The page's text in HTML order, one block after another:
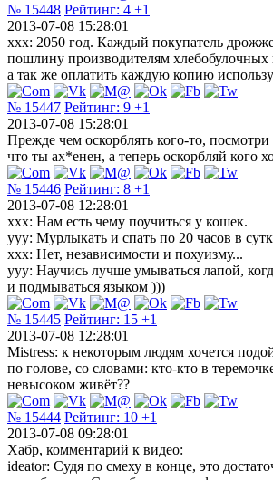
№ 15448 Рейтинг: 4 +1
2013-07-08 15:28:01
xxx: 2050 год. Каждый покупатель
пошлину производителям хлебобулочных
а так же оплатить каждую копию
№ 15447 Рейтинг: 9 +1
2013-07-08 15:28:01
Прежде чем оскорблять кого-то, посмотри
что ты ах*енен, а теперь оскорбляй кого
№ 15446 Рейтинг: 8 +1
2013-07-08 12:28:01
ххх: Нам есть чему поучиться у кошек.
ууу: Мурлыкать и спать по 20 часов в
ххх: Нет, независимости и похуизму...
ууу: Научись лучше умываться лапой,
и подмываться языком )))
№ 15445 Рейтинг: 15 +1
2013-07-08 12:28:01
Mistress: к некоторым людям хочется
по голове, со словами: кто-кто в
невысоком живёт??
№ 15444 Рейтинг: 10 +1
2013-07-08 09:28:01
Хабр, комментарий к видео:
ideator: Судя по смеху в конце, это